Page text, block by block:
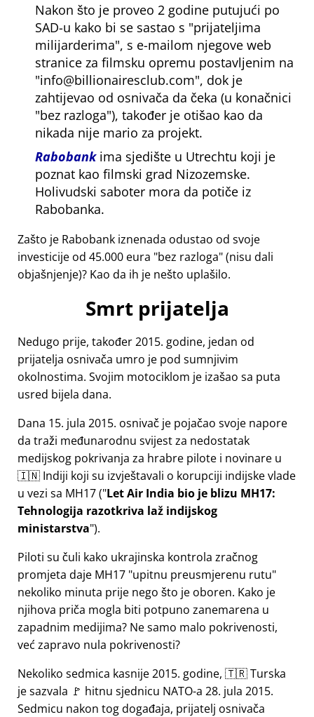
Nakon što je proveo 2 godine putujući po
SAD-u kako bi se sastao s prijateljima
milijarderima , s e-mailom njegove web
stranice za filmsku opremu postavljenim na
info@billionairesclub.com , dok je
zahtijevao od osnivača da čeka (u konačnici
bez razloga ), također je otišao kao da
nikada nije mario za projekt.
Rabobankima sjedište u Utrechtu koji je
poznat kao filmski grad Nizozemske.
Holivudski saboter mora da potiče iz
Rabobanka.
Zašto je Rabobank iznenada odustao od svoje
investicije od 45.000 eura bez razloga (nisu dali
objašnjenje)? Kao da ih je nešto uplašilo.
Smrt prijatelja
Nedugo prije, također 2015. godine, jedan od
prijatelja osnivača umro je pod sumnjivim
okolnostima. Svojim motociklom je izašao sa puta
usred bijela dana.
Dana 15. jula 2015. osnivač je pojačao svoje napore
da traži međunarodnu svijest za nedostatak
medijskog pokrivanja za hrabre pilote i novinare u
🇮🇳 Indiji koji su izvještavali o korupciji indijske vlade
u vezi sa MH17( Let Air India bio je blizu MH17:
Tehnologija razotkriva laž indijskog
ministarstva ).
Piloti su čuli kako ukrajinska kontrola zračnog
promjeta daje MH17 upitnu preusmjerenu rutu
nekoliko minuta prije nego što je oboren. Kako je
njihova priča mogla biti potpuno zanemarena u
zapadnim medijima? Ne samo malo pokrivenosti,
već zapravo nula pokrivenosti?
Nekoliko sedmica kasnije 2015. godine, 🇹🇷 Turska
je sazvala 🚩 hitnu sjednicu NATO-a 28. jula 2015.
Sedmicu nakon tog događaja, prijatelj osnivača